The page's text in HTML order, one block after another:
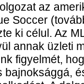
az
Soccer
ki célul. Az
annak üzleti
figyelmét,
bajnoksággá,